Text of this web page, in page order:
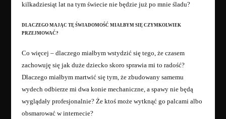
kilkadziesiąt lat na tym świecie nie będzie już po mnie śladu?
DLACZEGO MAJĄC TĘ ŚWIADOMOŚĆ MIAŁBYM SIĘ CZYMKOLWIEK
PRZEJMOWAĆ?
Co więcej – dlaczego miałbym wstydzić się tego, że czasem
zachowuję się jak duże dziecko skoro sprawia mi to radość?
Dlaczego miałbym martwić się tym, że zbudowany samemu
wydech odbierze mi dwa konie mechaniczne, a spawy nie będą
wyglądały profesjonalnie? Że ktoś może wytknąć go palcami albo
obsmarować w internecie?